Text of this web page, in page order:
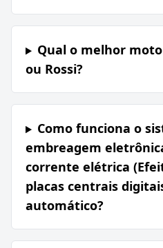
Qual o melhor
ou Rossi?
Como funciona o
embreagem
corrente elétrica
placas centrais
automático?